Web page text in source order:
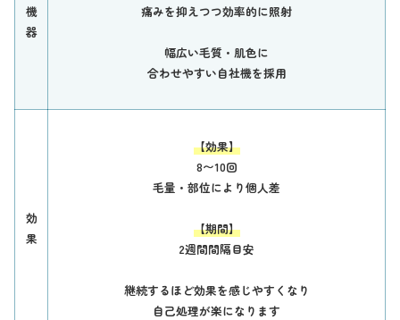
機
器
痛みを抑えつつ効率的に照射
幅広い毛質・肌色に
合わせやすい自社機を採用
効
果
【効果】
8〜10回
毛量・部位により個人差
【期間】
2週間間隔目安
継続するほど効果を感じやすくなり
自己処理が楽になります